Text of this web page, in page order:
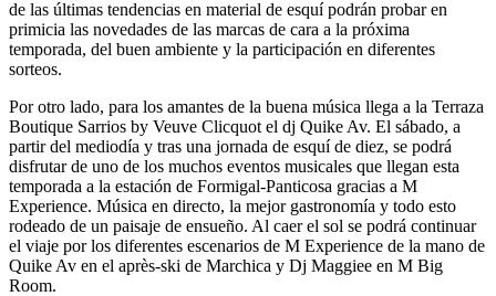
de las últimas tendencias en material de esquí podrán probar en
primicia las novedades de las marcas de cara a la próxima
temporada, del buen ambiente y la participación en diferentes
sorteos.
Por otro lado, para los amantes de la buena música llega a la Terraza
Boutique Sarrios by Veuve Clicquot el dj Quike Av. El sábado, a
partir del mediodía y tras una jornada de esquí de diez, se podrá
disfrutar de uno de los muchos eventos musicales que llegan esta
temporada a la estación de Formigal-Panticosa gracias a M
Experience. Música en directo, la mejor gastronomía y todo esto
rodeado de un paisaje de ensueño. Al caer el sol se podrá continuar
el viaje por los diferentes escenarios de M Experience de la mano de
Quike Av en el après-ski de Marchica y Dj Maggiee en M Big
Room.